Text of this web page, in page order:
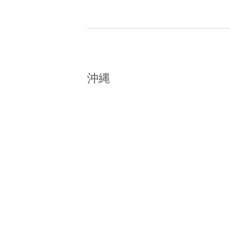
沖縄